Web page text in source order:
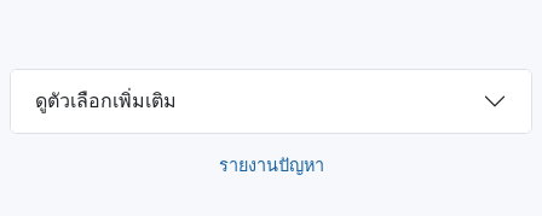
ดูตัวเลือกเพิ่มเติม
รายงานปัญหา